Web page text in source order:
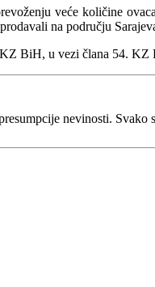
veće količine
na području
KZ BiH, u vezi člana 54. KZ
nevinosti.